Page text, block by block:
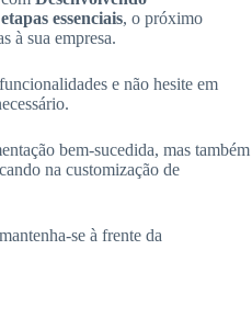
essenciais, o próximo
à sua empresa.
e não hesite em
bem-sucedida, mas também
na customização de
se à frente da